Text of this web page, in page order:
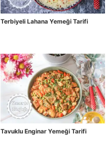
Terbiyeli Lahana Yemeği Tarifi
Tavuklu Enginar Yemeği Tarifi